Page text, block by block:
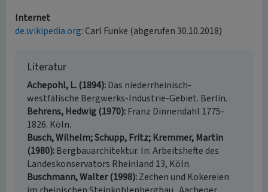
Internet
de.wikipedia.org: Carl Funke (abgerufen 30.10.2018)
Literatur
Achepohl, L. (1894) Das niederrheinisch-
westfälische Bergwerks-Industrie-Gebiet. Berlin.
Behrens, Hedwig (1970) Franz Dinnendahl 1775-
1826. Köln.
Busch, Wilhelm; Schupp, Fritz; Kremmer, Martin
(1980) Bergbauarchitektur. In: Arbeitshefte des
Landeskonservators Rheinland 13, Köln.
Buschmann, Walter (1998) Zechen und Kokereien